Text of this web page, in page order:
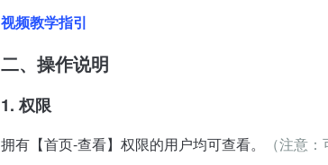
视频教学指引
二、操作说明
1. 权限
拥有【首页-查看】权限的用户均可查看。 （注意